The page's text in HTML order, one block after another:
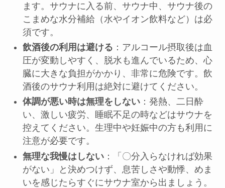
ます。サウナに入る前、サウナ中、サウナ後の
こまめな水分補給（水やイオン飲料など）は必
須です。
飲酒後の利用は避ける ：アルコール摂取後は血
圧が変動しやすく、脱水も進んでいるため、心
臓に大きな負担がかかり、非常に危険です。飲
酒後のサウナ利用は絶対に避けてください。
体調が悪い時は無理をしない：発熱、二日酔
い、激しい疲労、睡眠不足の時などはサウナを
控えてください。生理中や妊娠中の方も利用に
注意が必要です。
無理な我慢はしない：「〇分入らなければ効果
がない」と決めつけず、息苦しさや動悸、めま
いを感じたらすぐにサウナ室から出ましょう。